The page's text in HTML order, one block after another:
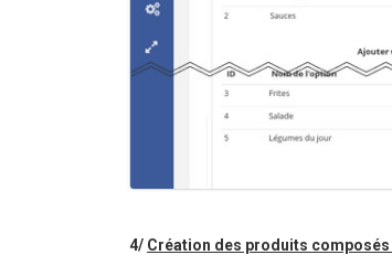
4/ Création des produits